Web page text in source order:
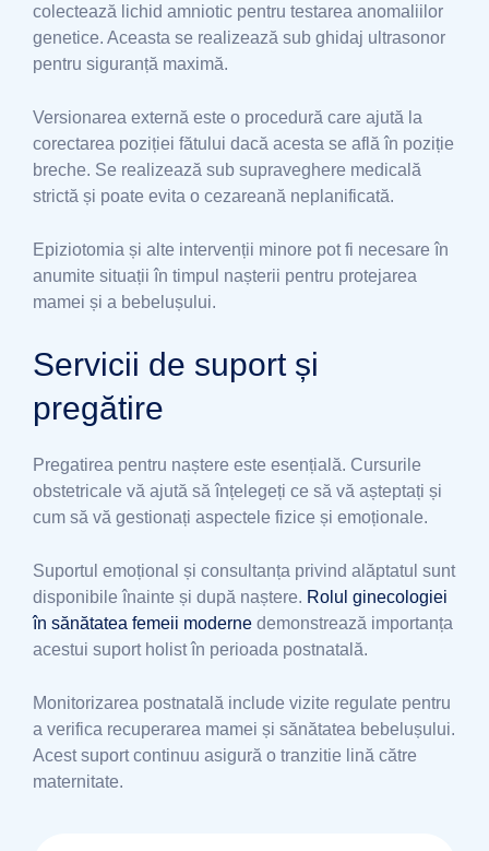
colectează lichid amniotic pentru testarea anomaliilor
genetice. Aceasta se realizează sub ghidaj ultrasonor
pentru siguranță maximă.
Versionarea externă este o procedură care ajută la
corectarea poziției fătului dacă acesta se află în poziție
breche. Se realizează sub supraveghere medicală
strictă și poate evita o cezareană neplanificată.
Epiziotomia și alte intervenții minore pot fi necesare în
anumite situații în timpul nașterii pentru protejarea
mamei și a bebelușului.
Servicii de suport și
pregătire
Pregatirea pentru naștere este esențială. Cursurile
obstetricale vă ajută să înțelegeți ce să vă așteptați și
cum să vă gestionați aspectele fizice și emoționale.
Suportul emoțional și consultanța privind alăptatul sunt
disponibile înainte și după naștere. Rolul ginecologiei
în sănătatea femeii moderne demonstrează importanța
acestui suport holist în perioada postnatală.
Monitorizarea postnatală include vizite regulate pentru
a verifica recuperarea mamei și sănătatea bebelușului.
Acest suport continuu asigură o tranzitie lină către
maternitate.